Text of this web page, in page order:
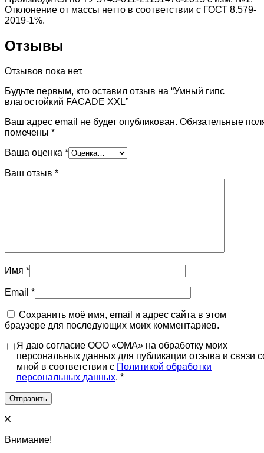
Отклонение от массы нетто в соответствии с ГОСТ 8.579-
2019-1%.
Отзывы
Отзывов пока нет.
Будьте первым, кто оставил отзыв на “Умный гипс
влагостойкий FACADE XXL”
Ваш адрес email не будет опубликован. Обязательные
помечены *
Ваша оценка *
Ваш отзыв *
Имя *
Email *
Сохранить моё имя, email и адрес сайта в этом
браузере для последующих моих комментариев.
Я даю согласие ООО «ОМА» на обработку моих
персональных данных для публикации отзыва и связи
мной в соответствии с Политикой обработки
персональных данных. *
Внимание!